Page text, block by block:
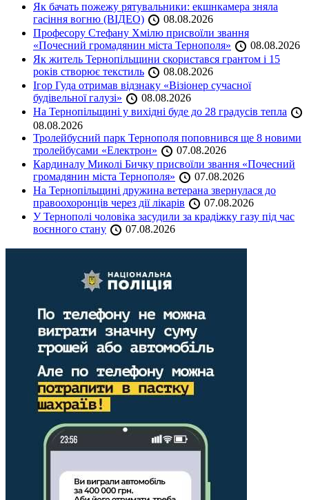
Як бачать пожежу рятувальники: екшнкамера зняла
гасіння вогню (ВІДЕО)
08.08.2026
Професору Стефану Хмілю присвоїли звання
«Почесний громадянин міста Тернополя»
08.08.2026
Як житель Тернопільщини скористався грантом і 15
років створює текстиль
08.08.2026
Ігор Гуда отримав відзнаку «Візіонер сучасної
будівельної галузі»
08.08.2026
На Тернопільщині у вихідні буде до 28 градусів тепла
08.08.2026
Тролейбусний парк Тернополя поповнився ще 8 новими
тролейбусами «Електрон»
07.08.2026
Кардиналу Миколі Бичку присвоїли звання «Почесний
громадянин міста Тернополя»
07.08.2026
На Тернопільщині дружина ветерана звернулася до
правоохоронців через дії лікарів
07.08.2026
У Тернополі чоловіка засудили за крадіжку газу під час
воєнного стану
07.08.2026